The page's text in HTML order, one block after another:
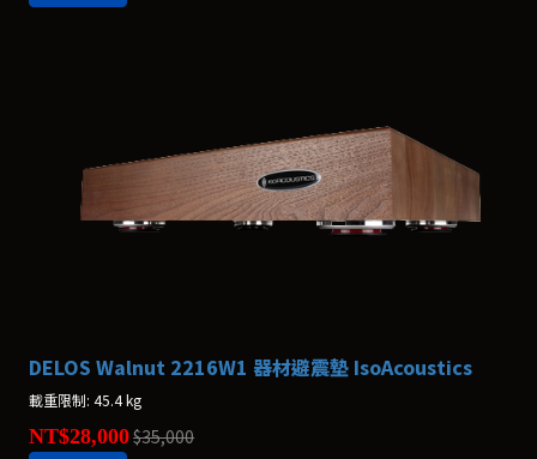
DELOS Walnut 2216W1 器材避震墊 IsoAcoustics
載重限制: 45.4 kg
NT$28,000$35,000